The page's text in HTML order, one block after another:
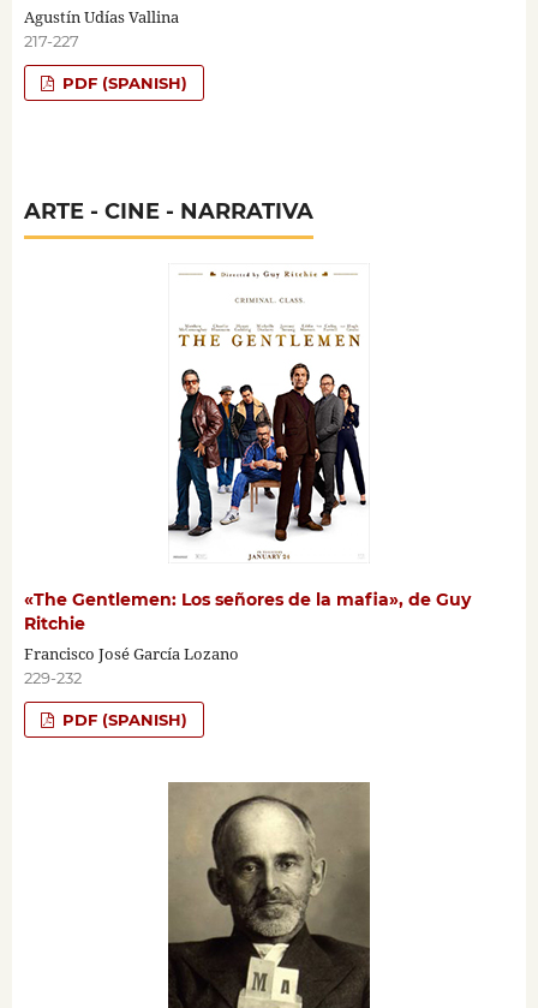
Agustín Udías Vallina
217-227
PDF (SPANISH)
ARTE - CINE - NARRATIVA
«The Gentlemen: Los señores de la mafia», de Guy
Ritchie
Francisco José García Lozano
229-232
PDF (SPANISH)